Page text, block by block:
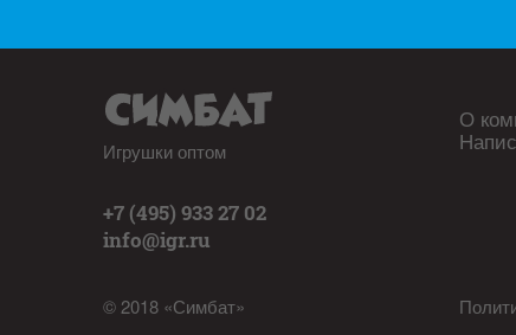
Игрушки оптом
+7 (495) 933 27 02
info@igr.ru
© 2018 «Симбат»
О